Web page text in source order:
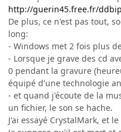
http://guerin45.free.fr/
De plus, ce n'est pas tout,
long:
- Windows met 2 fois plus
- Lorsque je grave des cd
0 pendant la gravure
équipé d'une technologie
- et quand j'écoute de la
un fichier, le son se hache.
J'ai essayé CrystalMark, et